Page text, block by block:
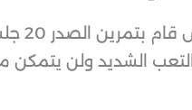
الشديد ولن